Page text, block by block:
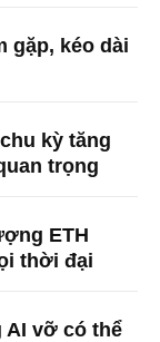
gặp, kéo dài
kỳ tăng
trọng
ETH
thời đại
AI vỡ có thể